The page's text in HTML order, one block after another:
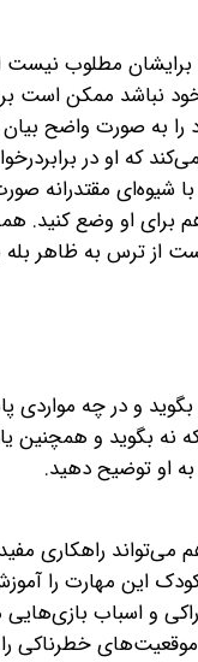
برایشان مطلوب
نباشد ممکن است
به صورت واضح بیان
که او در
شیوه‌ای مقتدرانه
او وضع کنید.
ترس به ظاهر بله
و در چه مواردی
نه بگوید و همچنین
به او توضیح دهید.
راهکاری
این مهارت را
و اسباب
خطرناکی